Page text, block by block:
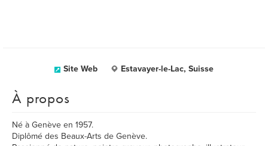
Site Web Estavayer-le-Lac, Suisse
À propos
Né à Genève en 1957.
Diplômé des Beaux-Arts de Genève.